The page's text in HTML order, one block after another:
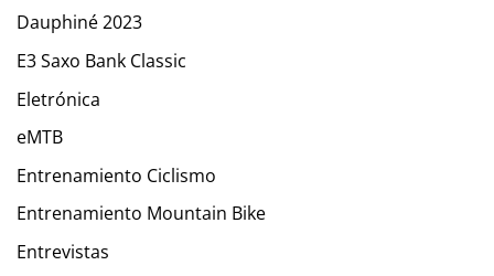
Dauphiné 2023
E3 Saxo Bank Classic
Eletrónica
eMTB
Entrenamiento Ciclismo
Entrenamiento Mountain Bike
Entrevistas